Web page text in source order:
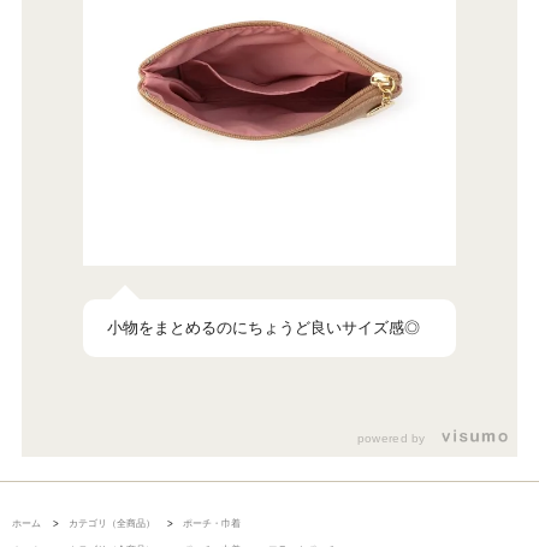
小物をまとめるのにちょうど良いサイズ感◎
powered by
ホーム > カテゴリ（全商品） > ポーチ・巾着